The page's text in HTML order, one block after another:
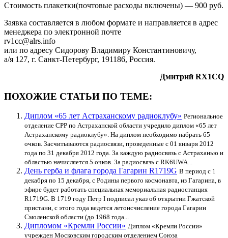
Стоимость плакетки(почтовые расходы включены) — 900 руб.
Заявка составляется в любом формате и направляется в адрес
менеджера по электронной почте
rv1cc@alrs.info
или по адресу Сидорову Владимиру Константиновичу,
а/я 127, г. Санкт-Петербург, 191186, Россия.
Дмитрий RX1CQ
ПОХОЖИЕ СТАТЬИ ПО ТЕМЕ:
Диплом «65 лет Астраханскому радиоклубу» Региональное
отделение СРР по Астраханской области учредило диплом «65 лет
Астраханскому радиоклубу». На диплом необходимо набрать 65
очков. Засчитываются радиосвязи, проведенные с 01 января 2012
года по 31 декабря 2012 года. За каждую радиосвязь с Астраханью и
областью начисляется 5 очков. За радиосвязь с RK6UWA...
День герба и флага города Гагарин R1719G В период с 1
декабря по 15 декабря, с Родины первого космонавта, из Гагарина, в
эфире будет работать специальная мемориальная радиостанция
R1719G. В 1719 году Петр I подписал указ об открытии Гжатской
пристани, с этого года ведется летоисчисление города Гагарин
Смоленской области (до 1968 года...
Дипломом «Кремли России» Диплом «Кремли России»
учрежден Московским городским отделением Союза